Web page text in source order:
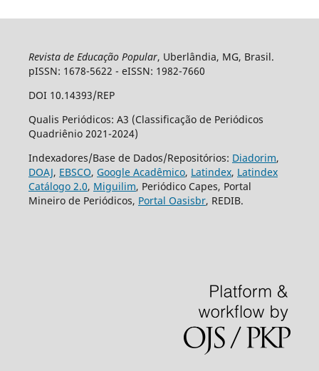
Revista de Educação Popular, Uberlândia, MG, Brasil.
pISSN: 1678-5622 - eISSN: 1982-7660
DOI 10.14393/REP
Qualis Periódicos: A3 (Classificação de Periódicos
Quadriênio 2021-2024)
Indexadores/Base de Dados/Repositórios: Diadorim,
DOAJ, EBSCO, Google Acadêmico, Latindex, Latindex
Catálogo 2.0, Miguilim, Periódico Capes, Portal
Mineiro de Periódicos, Portal Oasisbr, REDIB.